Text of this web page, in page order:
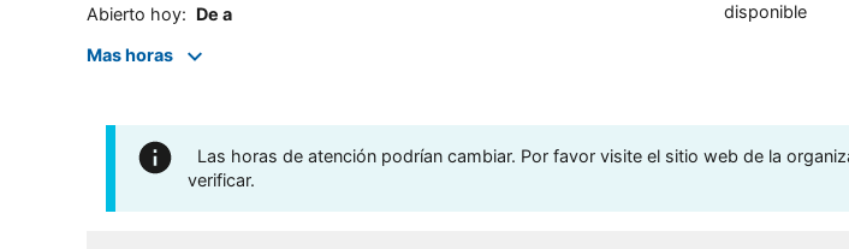
Abierto hoy: De a
Mas horas
disponible
Las horas de atención podrían cambiar. Por favor visite el sitio web de la
verificar.